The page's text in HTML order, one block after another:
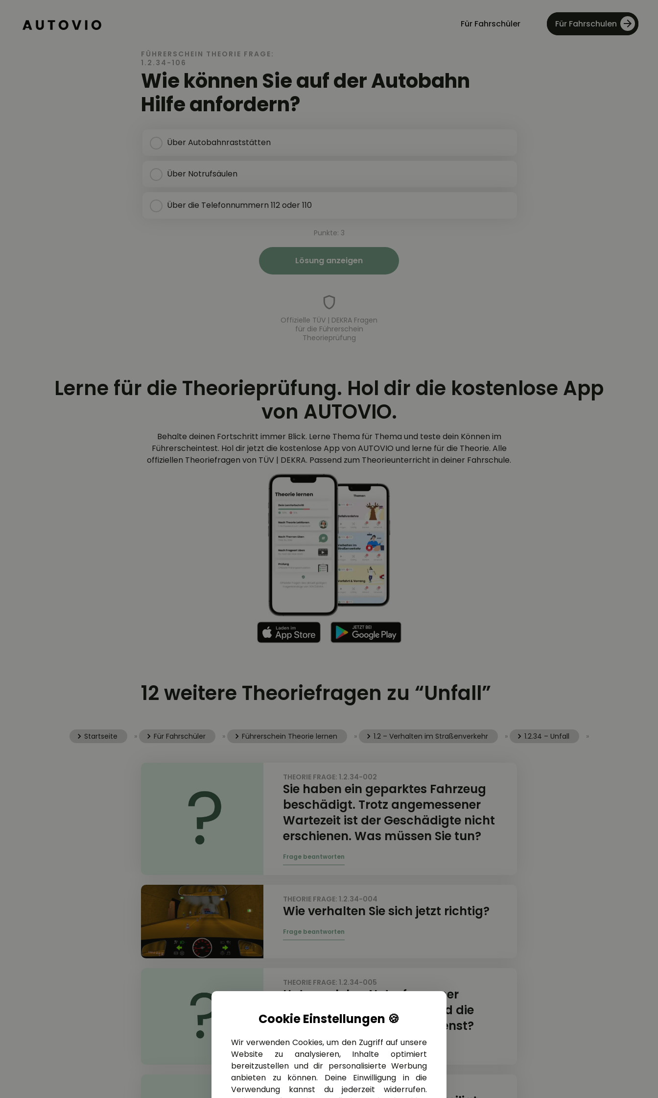
AUTOVIO Für Fahrschüler Für Fahrschulen
Wie können Sie auf der Autobahn
Hilfe anfordern?
FÜHRERSCHEIN THEORIE FRAGE:
1.2.34-106
Über Autobahnraststätten
Über Notrufsäulen
Über die Telefonnummern 112 oder 110
Punkte: 3
Lösung anzeigen
Offizielle TÜV | DEKRA Fragen
für die Führerschein
Theorieprüfung
Lerne für die Theorieprüfung. Hol dir die kostenlose App
von AUTOVIO.
Behalte deinen Fortschritt immer Blick. Lerne Thema für Thema und teste dein Können im
Führerscheintest. Hol dir jetzt die kostenlose App von AUTOVIO und lerne für die Theorie. Alle
offiziellen Theoriefragen von TÜV | DEKRA. Passend zum Theorieunterricht in deiner Fahrschule.
12 weitere Theoriefragen zu “Unfall”
Startseite » Für Fahrschüler » Führerschein Theorie lernen » 1.2 – Verhalten im Straßenverkehr » 1.2.34 – Unfall »
THEORIE FRAGE: 1.2.34-002
Sie haben ein geparktes Fahrzeug
beschädigt. Trotz angemessener
Wartezeit ist der Geschädigte nicht
erschienen. Was müssen Sie tun?
THEORIE FRAGE: 1.2.34-004
Wie verhalten Sie sich jetzt richtig?
THEORIE FRAGE: 1.2.34-005
Unter welcher Notrufnummer
erreichen Sie in Deutschland die
Polizei und den Rettungsdienst?
THEORIE FRAGE: 1.2.34-006
Cookie Einstellungen 🍪
Wir verwenden Cookies, um den Zugriff auf unsere
Website zu analysieren, Inhalte optimiert
bereitzustellen und dir personalisierte Werbung
anbieten zu können. Deine Einwilligung in die
Verwendung kannst du jederzeit widerrufen.